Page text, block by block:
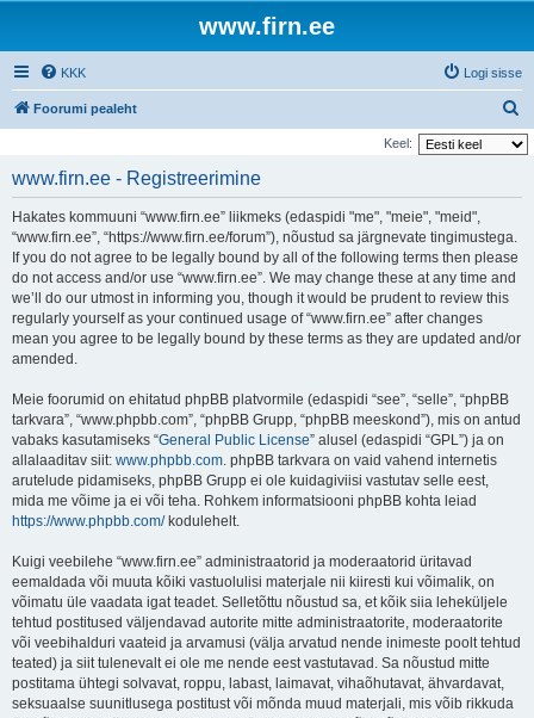
www.firn.ee
KKK Logi sisse
Foorumi pealeht
t
Keel:
www.firn.ee - Registreerimine
Hakates kommuuni “www.firn.ee” liikmeks (edaspidi "me", "meie", "meid",
“www.firn.ee”, “https://www.firn.ee/forum”), nõustud sa järgnevate tingimustega.
If you do not agree to be legally bound by all of the following terms then please
do not access and/or use “www.firn.ee”. We may change these at any time and
we’ll do our utmost in informing you, though it would be prudent to review this
regularly yourself as your continued usage of “www.firn.ee” after changes
mean you agree to be legally bound by these terms as they are updated and/or
amended.
Meie foorumid on ehitatud phpBB platvormile (edaspidi “see”, “selle”, “phpBB
tarkvara”, “www.phpbb.com”, “phpBB Grupp, “phpBB meeskond”), mis on antud
vabaks kasutamiseks “General Public License” alusel (edaspidi “GPL”) ja on
allalaaditav siit: www.phpbb.com. phpBB tarkvara on vaid vahend internetis
arutelude pidamiseks, phpBB Grupp ei ole kuidagiviisi vastutav selle eest,
mida me võime ja ei või teha. Rohkem informatsiooni phpBB kohta leiad
https://www.phpbb.com/kodulehelt.
Kuigi veebilehe “www.firn.ee” administraatorid ja moderaatorid üritavad
eemaldada või muuta kõiki vastuolulisi materjale nii kiiresti kui võimalik, on
võimatu üle vaadata igat teadet. Selletõttu nõustud sa, et kõik siia leheküljele
tehtud postitused väljendavad autorite mitte administraatorite, moderaatorite
või veebihalduri vaateid ja arvamusi (välja arvatud nende inimeste poolt tehtud
teated) ja siit tulenevalt ei ole me nende eest vastutavad. Sa nõustud mitte
postitama ühtegi solvavat, roppu, labast, laimavat, vihaõhutavat, ähvardavat,
seksuaalse suunitlusega postitust või mõnda muud materjali, mis võib rikkuda